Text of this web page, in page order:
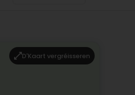
D'Kaart vergréisseren